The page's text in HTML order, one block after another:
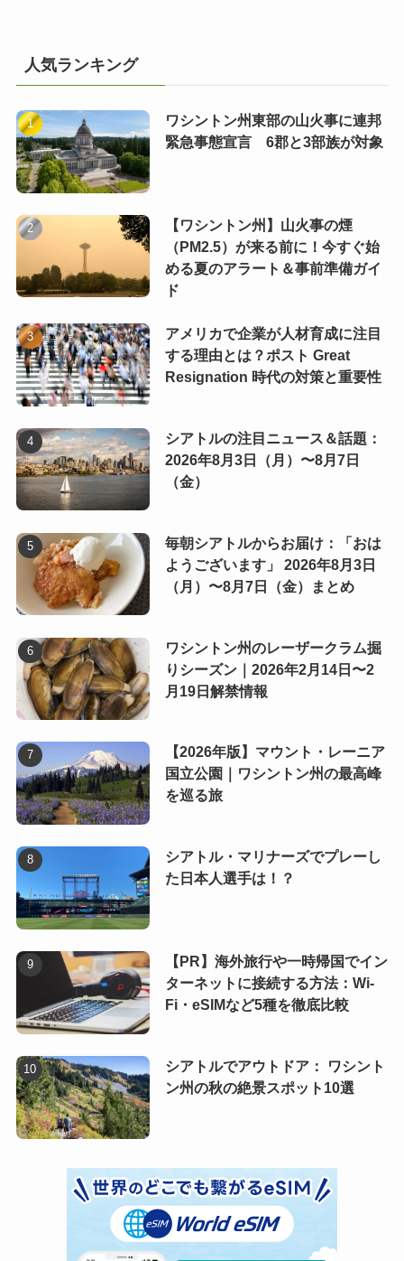
人気ランキング
ワシントン州東部の山火事に連邦
緊急事態宣言 6郡と3部族が対象
【ワシントン州】山火事の煙
（PM2.5）が来る前に！今すぐ始
める夏のアラート＆事前準備ガイ
ド
アメリカで企業が人材育成に注目
する理由とは？ポスト Great
Resignation 時代の対策と重要性
シアトルの注目ニュース＆話題：
2026年8月3日（月）〜8月7日
（金）
毎朝シアトルからお届け：「おは
ようございます」 2026年8月3日
（月）〜8月7日（金）まとめ
ワシントン州のレーザークラム掘
りシーズン｜2026年2月14日〜2
月19日解禁情報
【2026年版】マウント・レーニア
国立公園｜ワシントン州の最高峰
を巡る旅
シアトル・マリナーズでプレーし
た日本人選手は！？
【PR】海外旅行や一時帰国でイン
ターネットに接続する方法：Wi-
Fi・eSIMなど5種を徹底比較
シアトルでアウトドア： ワシント
ン州の秋の絶景スポット10選